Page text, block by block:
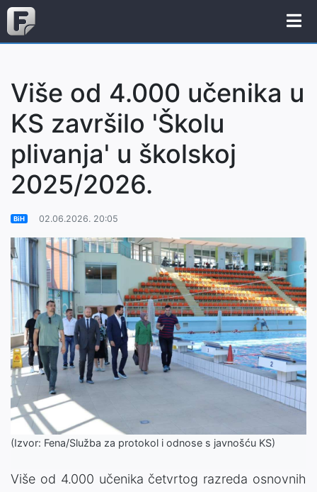
Više od 4.000 učenika u
KS završilo 'Školu
plivanja' u školskoj
2025/2026.
BiH 02.06.2026. 20:05
(Izvor: Fena/Služba za protokol i odnose s javnošću KS)
Više od 4.000 učenika četvrtog razreda osnovnih